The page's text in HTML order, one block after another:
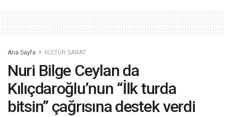
Ana Sayfa KÜLTÜR SANAT
Nuri Bilge Ceylan da
Kılıçdaroğlu’nun “İlk turda
bitsin” çağrısına destek verdi